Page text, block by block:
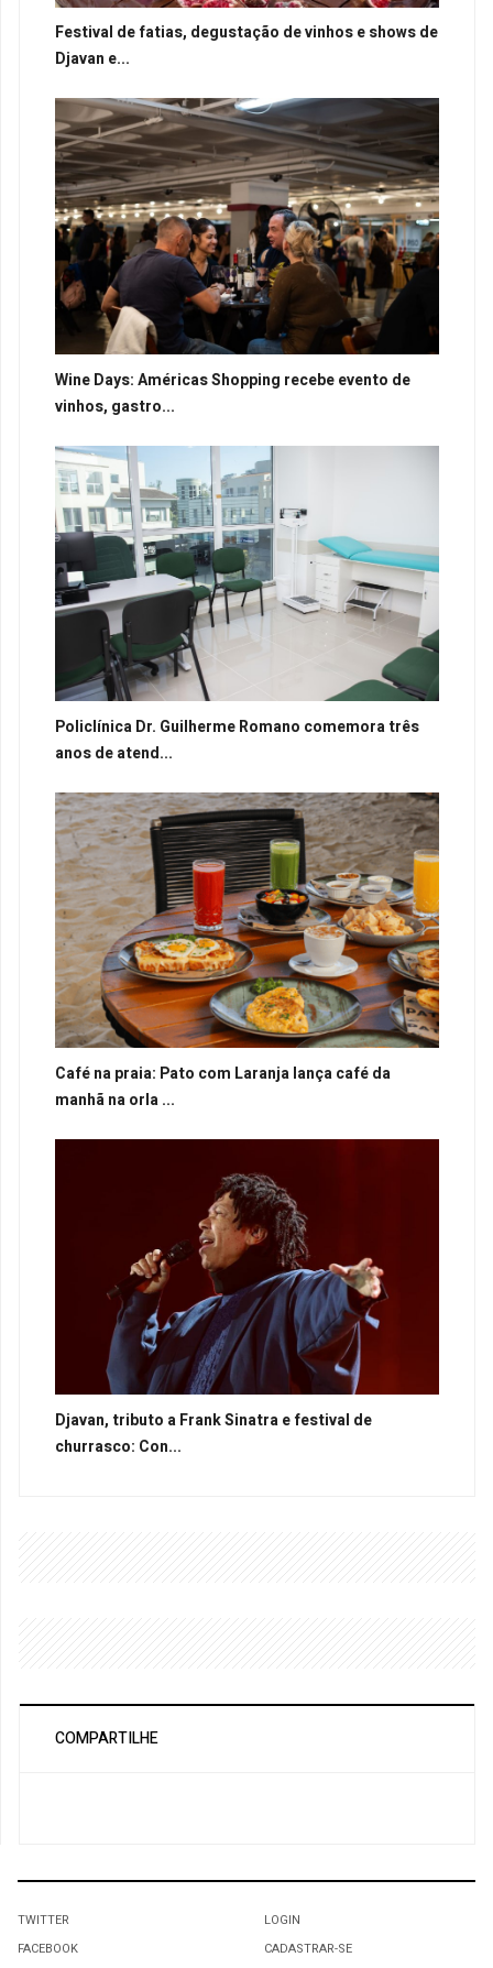
Festival de fatias, degustação de vinhos e shows de
Djavan e...
Wine Days: Américas Shopping recebe evento de
vinhos, gastro...
Policlínica Dr. Guilherme Romano comemora três
anos de atend...
Café na praia: Pato com Laranja lança café da
manhã na orla ...
Djavan, tributo a Frank Sinatra e festival de
churrasco: Con...
COMPARTILHE
TWITTER
FACEBOOK
LOGIN
CADASTRAR-SE